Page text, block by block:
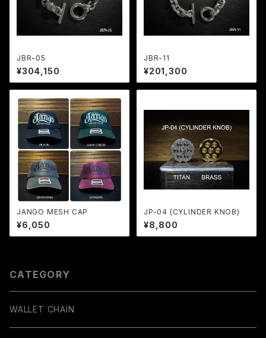
JBR-05
¥304,150
JBR-11
¥201,300
JANGO MESH CAP
¥6,050
JP-04 (CYLINDER KNOB)
¥8,800
CATEGORY
WALLET CHAIN